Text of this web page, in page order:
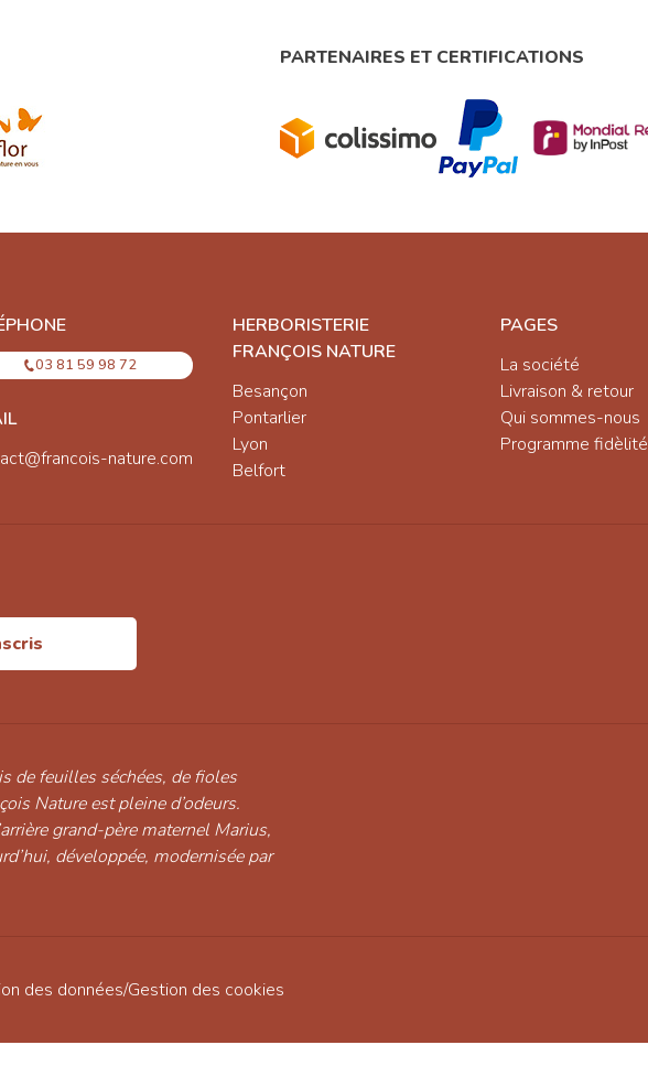
PARTENAIRES ET CERTIFICATIONS
03 81 59 98 72
nature.com
HERBORISTERIE
FRANÇOIS NATURE
Besançon
Pontarlier
Lyon
Belfort
PAGES
La société
Livraison & retour
Qui sommes-nous
Programme fidèlité
de feuilles séchées, de fioles
Nature est pleine d’odeurs.
grand-père maternel Marius,
développée, modernisée par
des données/Gestion des cookies